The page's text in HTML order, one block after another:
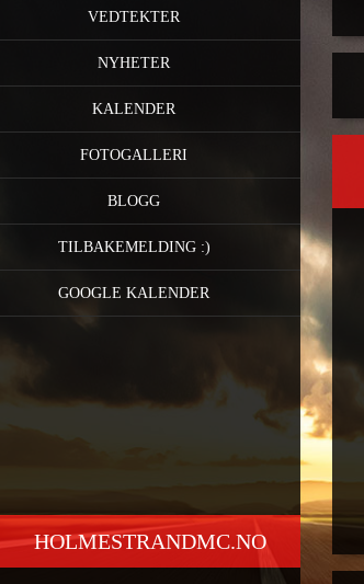
VEDTEKTER
NYHETER
KALENDER
FOTOGALLERI
BLOGG
TILBAKEMELDING :)
GOOGLE KALENDER
HOLMESTRANDMC.NO